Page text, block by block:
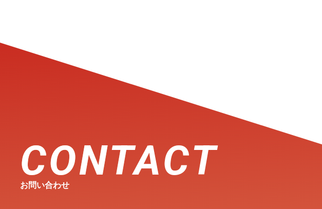
CONTACT
お問い合わせ